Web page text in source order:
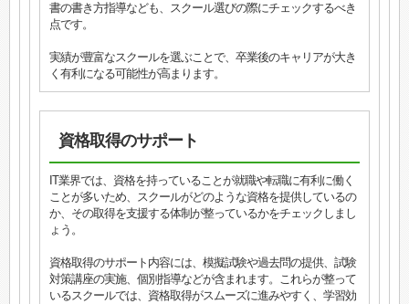
書の書き方指導なども、スクール選びの際にチェックするべき
点です。
実績が豊富なスクールを選ぶことで、卒業後のキャリアが大き
く有利になる可能性が高まります。
資格取得のサポート
IT業界では、資格を持っていることが就職や転職に有利に働く
ことが多いため、スクールがどのような資格を提供しているの
か、その取得を支援する体制が整っているかをチェックしまし
ょう。
資格取得のサポート内容には、模擬試験や過去問の提供、試験
対策講座の実施、個別指導などが含まれます。これらが整って
いるスクールでは、資格取得がスムーズに進みやすく、学習効